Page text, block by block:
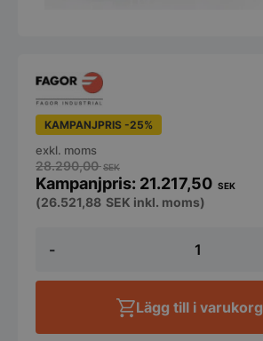
-
rostfri
dörr
1375x565x900mm
-
KAMPANJPRIS -25%
28.290,00SEK
21.217,50 SEK
exkl. moms
(26.521,88 SEK inkl. moms)
Lägg till i varukorg